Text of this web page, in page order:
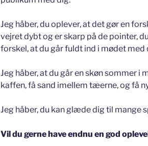
Jeg håber, du oplever, at det gør en
vejret dybt og er skarp på de pointer,
forskel, at du går fuldt ind i mødet
Jeg håber, at du går en skøn sommer i
kaffen, få sand imellem tæerne, og få
Jeg håber, du kan glæde dig til mange
Vil du gerne have endnu en god